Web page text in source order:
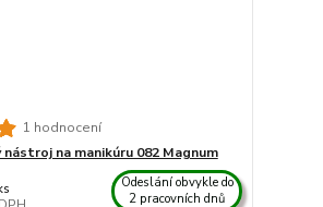
1 hodnocení
na manikúru 082 Magnum
Odeslání obvykle do
2 pracovních dnů